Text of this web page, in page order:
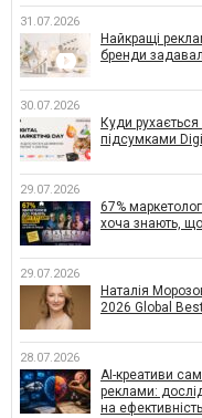
31.07.2026
Найкращі
бренди
30.07.2026
Куди
підсумками
29.07.2026
67%
хоча знають,
29.07.2026
Наталія
2026 Global
28.07.2026
AI-креативи
реклами:
на